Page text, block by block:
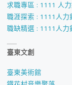
求職專區 : 1111 人
職涯探索 : 1111人
職缺精選 : 1111人
臺東文創
臺東美術館